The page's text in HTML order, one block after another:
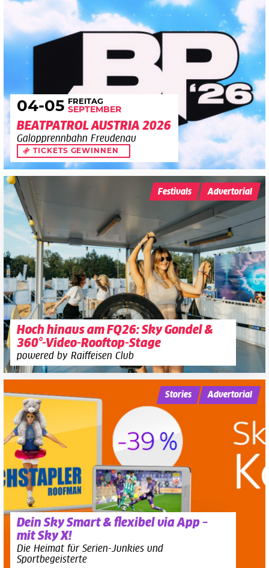
04-05 FREITAG
SEPTEMBER
BEATPATROL AUSTRIA 2026
Galopprennbahn Freudenau
TICKETS GEWINNEN
Hoch hinaus am FQ26: Sky Gondel &
360°-Video-Rooftop-Stage
powered by Raiffeisen Club
Festivals Advertorial
Dein Sky Smart & flexibel via App –
mit Sky X!
Die Heimat für Serien-Junkies und
Sportbegeisterte
Stories Advertorial